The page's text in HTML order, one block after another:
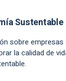
Sustentable
sobre empresas
la calidad de